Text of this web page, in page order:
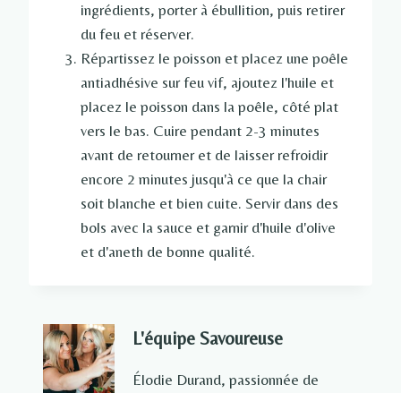
ingrédients, porter à ébullition, puis retirer
du feu et réserver.
Répartissez le poisson et placez une poêle
antiadhésive sur feu vif, ajoutez l'huile et
placez le poisson dans la poêle, côté plat
vers le bas. Cuire pendant 2-3 minutes
avant de retourner et de laisser refroidir
encore 2 minutes jusqu'à ce que la chair
soit blanche et bien cuite. Servir dans des
bols avec la sauce et garnir d'huile d'olive
et d'aneth de bonne qualité.
L'équipe Savoureuse
Élodie Durand, passionnée de